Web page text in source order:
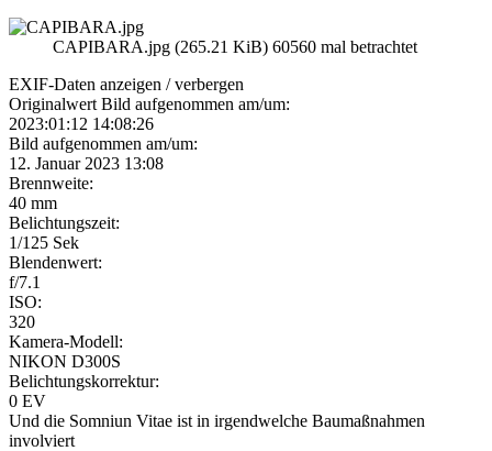
CAPIBARA.jpg (265.21 KiB) 60560 mal betrachtet
EXIF-Daten anzeigen / verbergen
Originalwert Bild aufgenommen am/um:
2023:01:12 14:08:26
Bild aufgenommen am/um:
12. Januar 2023 13:08
Brennweite:
40 mm
Belichtungszeit:
1/125 Sek
Blendenwert:
f/7.1
ISO:
320
Kamera-Modell:
NIKON D300S
Belichtungskorrektur:
0 EV
Und die Somniun Vitae ist in irgendwelche Baumaßnahmen
involviert